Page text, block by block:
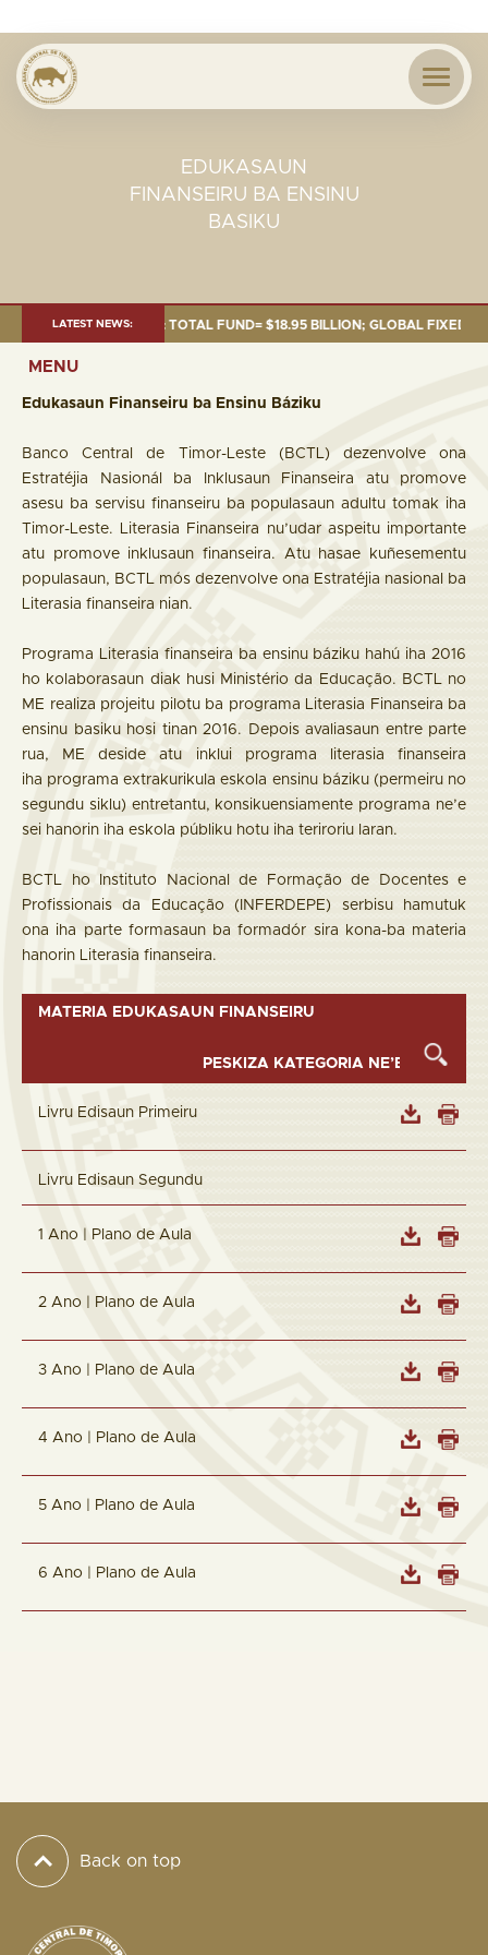
EDUKASAUN
FINANSEIRU BA ENSINU
BASIKU
LATEST NEWS:
AS OF 30 SEP. 2025: TOTAL FUND= $18.95 BILLION; GLOBAL FIXED
MENU
Edukasaun Finanseiru ba Ensinu Báziku
Banco Central de Timor-Leste (BCTL) dezenvolve ona
Estratéjia Nasionál ba Inklusaun Finanseira atu promove
asesu ba servisu finanseiru ba populasaun adultu tomak iha
Timor-Leste. Literasia Finanseira nu’udar aspeitu importante
atu promove inklusaun finanseira. Atu hasae kuñesementu
populasaun, BCTL mós dezenvolve ona Estratéjia nasional ba
Literasia finanseira nian.
Programa Literasia finanseira ba ensinu báziku hahú iha 2016
ho kolaborasaun diak husi Ministério da Educação. BCTL no
ME realiza projeitu pilotu ba programa Literasia Finanseira ba
ensinu basiku hosi tinan 2016. Depois avaliasaun entre parte
rua, ME deside atu inklui programa literasia finanseira
iha programa extrakurikula eskola ensinu báziku (permeiru no
segundu siklu) entretantu, konsikuensiamente programa ne’e
sei hanorin iha eskola públiku hotu iha teriroriu laran.
BCTL ho Instituto Nacional de Formação de Docentes e
Profissionais da Educação (INFERDEPE) serbisu hamutuk
ona iha parte formasaun ba formadór sira kona-ba materia
hanorin Literasia finanseira.
MATERIA EDUKASAUN FINANSEIRU
Livru Edisaun Primeiru
Livru Edisaun Segundu
1 Ano | Plano de Aula
2 Ano | Plano de Aula
3 Ano | Plano de Aula
4 Ano | Plano de Aula
5 Ano | Plano de Aula
6 Ano | Plano de Aula
Back on top